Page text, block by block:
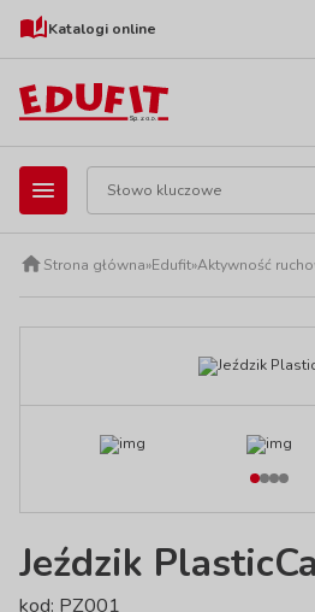
Katalogi online
Strona główna»Edufit»Aktywność
Jeździk
kod: PZ001